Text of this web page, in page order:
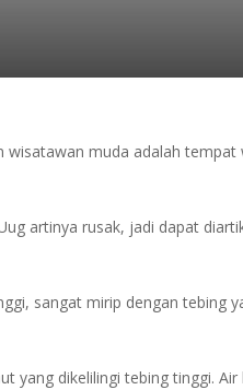
wisatawan muda adalah tempat
artinya rusak, jadi dapat
sangat mirip dengan tebing
yang dikelilingi tebing tinggi.